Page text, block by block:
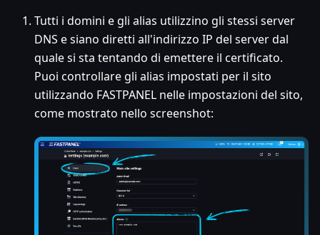
Tutti i domini e gli alias utilizzino gli stessi server
DNS e siano diretti all'indirizzo IP del server dal
quale si sta tentando di emettere il certificato.
Puoi controllare gli alias impostati per il sito
utilizzando FASTPANEL nelle impostazioni del sito,
come mostrato nello screenshot: